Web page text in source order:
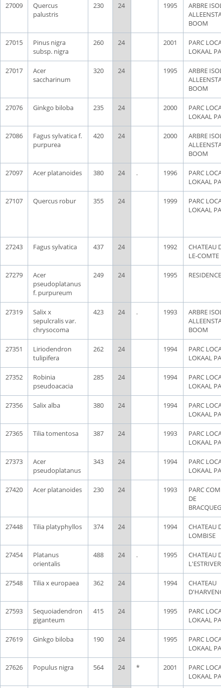
27009
Quercus
palustris
230 24 1995
ARBRE
BOOM
27015
Pinus nigra
subsp. nigra
260 24 2001
PARC
LOKAAL
27017
Acer
saccharinum
320 24 1995
ARBRE
BOOM
27076 Ginkgo biloba 235 24 2000
PARC
LOKAAL
27086
Fagus sylvatica f.
purpurea
420 24 2000
ARBRE
BOOM
27097 Acer platanoides 380 24 . 1996
PARC
LOKAAL
27107 Quercus robur 355 24 1999
PARC
LOKAAL
27243 Fagus sylvatica 437 24 1992
CHATEAU
LE-COMTE
27279
Acer
pseudoplatanus
f. purpureum
249 24 1995
27319
Salix x
sepulcralis var.
chrysocoma
423 24 . 1993
ARBRE
BOOM
27351
Liriodendron
tulipifera
262 24 1994
PARC
LOKAAL
27352
Robinia
pseudoacacia
285 24 1994
PARC
LOKAAL
27356 Salix alba 380 24 1994
PARC
LOKAAL
27365 Tilia tomentosa 387 24 1993
PARC
LOKAAL
27373
Acer
pseudoplatanus
343 24 1994
PARC
LOKAAL
27420 Acer platanoides 230 24 1993
PARC
DE
27448 Tilia platyphyllos 374 24 1994
CHATEAU
LOMBISE
27454
Platanus
orientalis
488 24 . 1995
CHATEAU
27548 Tilia x europaea 362 24 1994
CHATEAU
27593
Sequoiadendron
giganteum
415 24 1995
PARC
LOKAAL
27619 Ginkgo biloba 190 24 1995
PARC
LOKAAL
27626 Populus nigra 564 24 * 2001
PARC
LOKAAL